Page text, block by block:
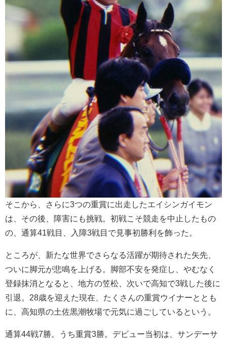
そこから、さらに3つの重賞に出走したエイシンガイモン
は、その後、障害にも挑戦。初戦こそ競走を中止したもの
の、通算41戦目、入障3戦目で見事初勝利を飾った。
ところが、新たな世界でさらなる活躍が期待された矢先、
ついに脚元が悲鳴を上げる。脚部不安を発症し、やむなく
登録抹消となると、地方の笠松、次いで高知で3戦した後に
引退。28歳を迎えた現在、たくさんの重賞ウイナーととも
に、高知県の土佐黒潮牧場で元気に過ごしているという。
通算44戦7勝。うち重賞3勝。デビュー当初は、サンデーサ